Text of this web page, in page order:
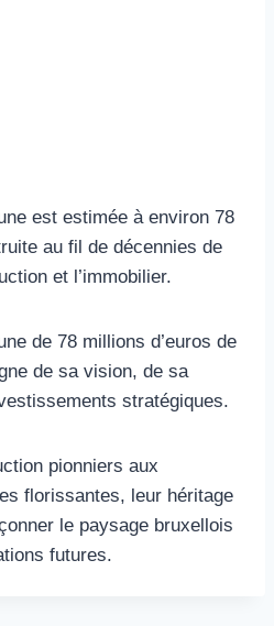
est estimée à environ 78
au fil de décennies de
et l’immobilier.
de 78 millions d’euros de
de sa vision, de sa
stratégiques.
pionniers aux
florissantes, leur héritage
le paysage bruxellois
futures.